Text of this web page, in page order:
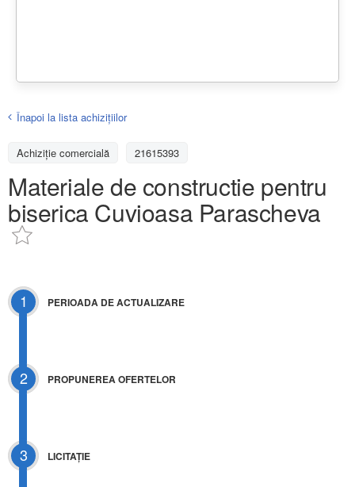
Înapoi la lista achiziţiilor
Achizițiе comercială 21615393
Materiale de constructie pentru
biserica Cuvioasa Parascheva
1 PERIOADA DE ACTUALIZARE
2 PROPUNEREA OFERTELOR
3 LICITAŢIE